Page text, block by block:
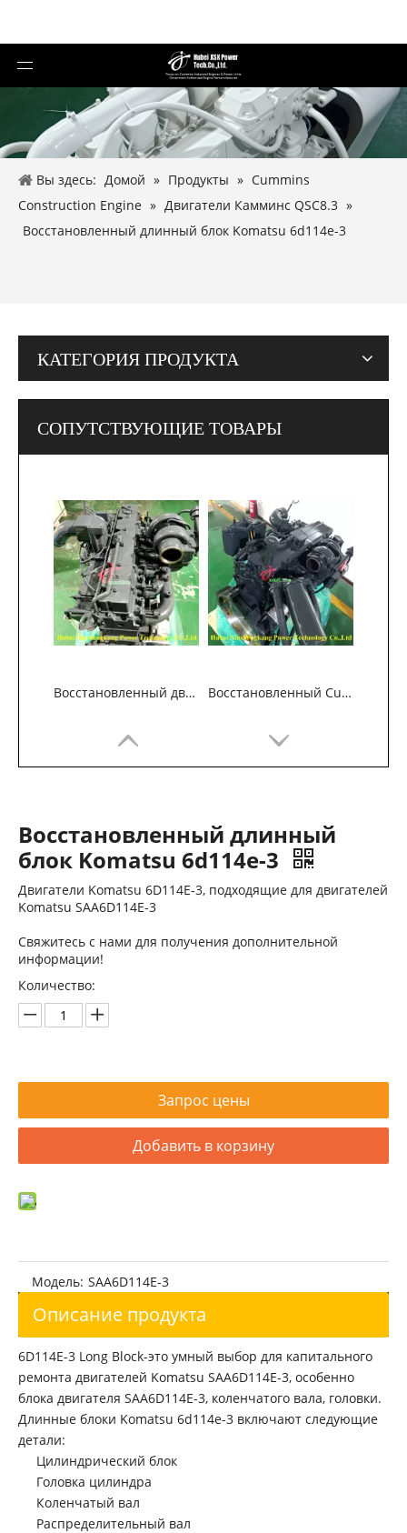
Вы здесь: Домой » Продукты » Cummins
Construction Engine » Двигатели Камминс QSC8.3 »
Восстановленный длинный блок Komatsu 6d114e-3
КАТЕГОРИЯ ПРОДУКТА
СОПУТСТВУЮЩИЕ ТОВАРЫ
Восстановленный двигатель Komatsu SAA6D114E-2 для строительного оборудования Восстановленный Cummins QSC8.3 Двигатель для строительных машин
Восстановленный длинный
блок Komatsu 6d114e-3
Двигатели Komatsu 6D114E-3, подходящие для двигателей
Komatsu SAA6D114E-3
Свяжитесь с нами для получения дополнительной
информации!
Количество:
Запрос цены
Добавить в корзину
Модель: SAA6D114E-3
Описание продукта
6D114E-3 Long Block-это умный выбор для капитального
ремонта двигателей Komatsu SAA6D114E-3, особенно
блока двигателя SAA6D114E-3, коленчатого вала, головки.
Длинные блоки Komatsu 6d114e-3 включают следующие
детали:
Цилиндрический блок
Головка цилиндра
Коленчатый вал
Распределительный вал